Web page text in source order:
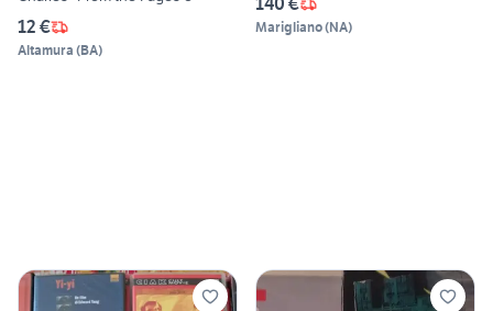
12 €
Altamura (BA)
Marigliano(NA)